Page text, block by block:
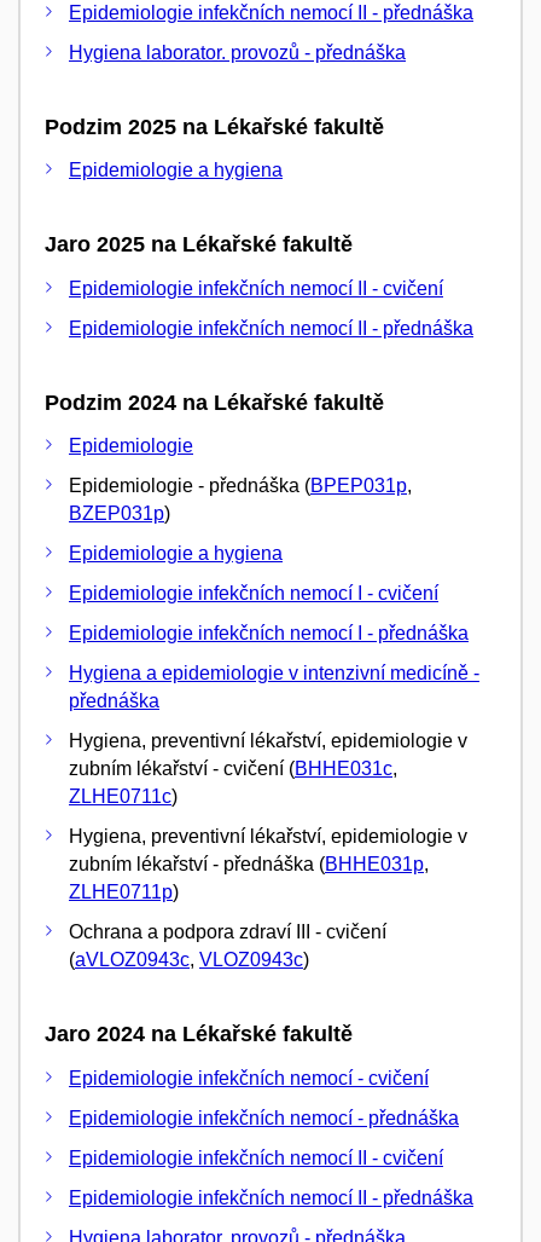
Epidemiologie infekčních nemocí II - přednáška
Hygiena laborator. provozů - přednáška
Podzim 2025 na Lékařské fakultě
Epidemiologie a hygiena
Jaro 2025 na Lékařské fakultě
Epidemiologie infekčních nemocí II - cvičení
Epidemiologie infekčních nemocí II - přednáška
Podzim 2024 na Lékařské fakultě
Epidemiologie
Epidemiologie - přednáška (BPEP031p,
BZEP031p)
Epidemiologie a hygiena
Epidemiologie infekčních nemocí I - cvičení
Epidemiologie infekčních nemocí I - přednáška
Hygiena a epidemiologie v intenzivní medicíně -
přednáška
Hygiena, preventivní lékařství, epidemiologie v
zubním lékařství - cvičení (BHHE031c,
ZLHE0711c)
Hygiena, preventivní lékařství, epidemiologie v
zubním lékařství - přednáška (BHHE031p,
ZLHE0711p)
Ochrana a podpora zdraví III - cvičení
(aVLOZ0943c, VLOZ0943c)
Jaro 2024 na Lékařské fakultě
Epidemiologie infekčních nemocí - cvičení
Epidemiologie infekčních nemocí - přednáška
Epidemiologie infekčních nemocí II - cvičení
Epidemiologie infekčních nemocí II - přednáška
Hygiena laborator. provozů - přednáška